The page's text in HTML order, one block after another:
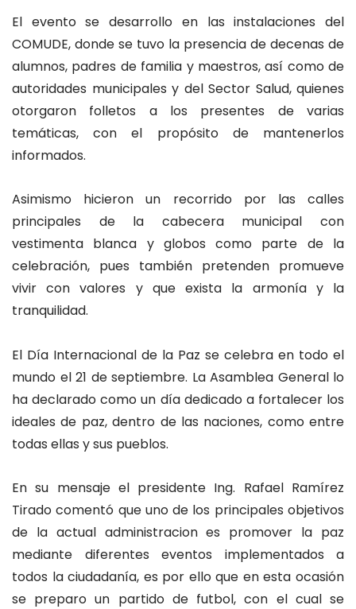
El evento se desarrollo en las instalaciones del
COMUDE, donde se tuvo la presencia de decenas de
alumnos, padres de familia y maestros, así como de
autoridades municipales y del Sector Salud, quienes
otorgaron folletos a los presentes de varias
temáticas, con el propósito de mantenerlos
informados.
Asimismo hicieron un recorrido por las calles
principales de la cabecera municipal con
vestimenta blanca y globos como parte de la
celebración, pues también pretenden promueve
vivir con valores y que exista la armonía y la
tranquilidad.
El Día Internacional de la Paz se celebra en todo el
mundo el 21 de septiembre. La Asamblea General lo
ha declarado como un día dedicado a fortalecer los
ideales de paz, dentro de las naciones, como entre
todas ellas y sus pueblos.
En su mensaje el presidente Ing. Rafael Ramírez
Tirado comentó que uno de los principales objetivos
de la actual administracion es promover la paz
mediante diferentes eventos implementados a
todos la ciudadanía, es por ello que en esta ocasión
se preparo un partido de futbol, con el cual se